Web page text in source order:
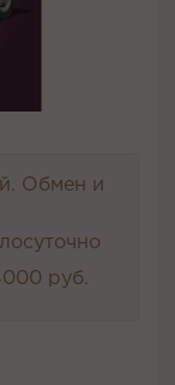
Обмен и
руб.